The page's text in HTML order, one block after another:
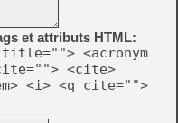
et attributs HTML:
<acronym
<cite>
<i> <q cite="">